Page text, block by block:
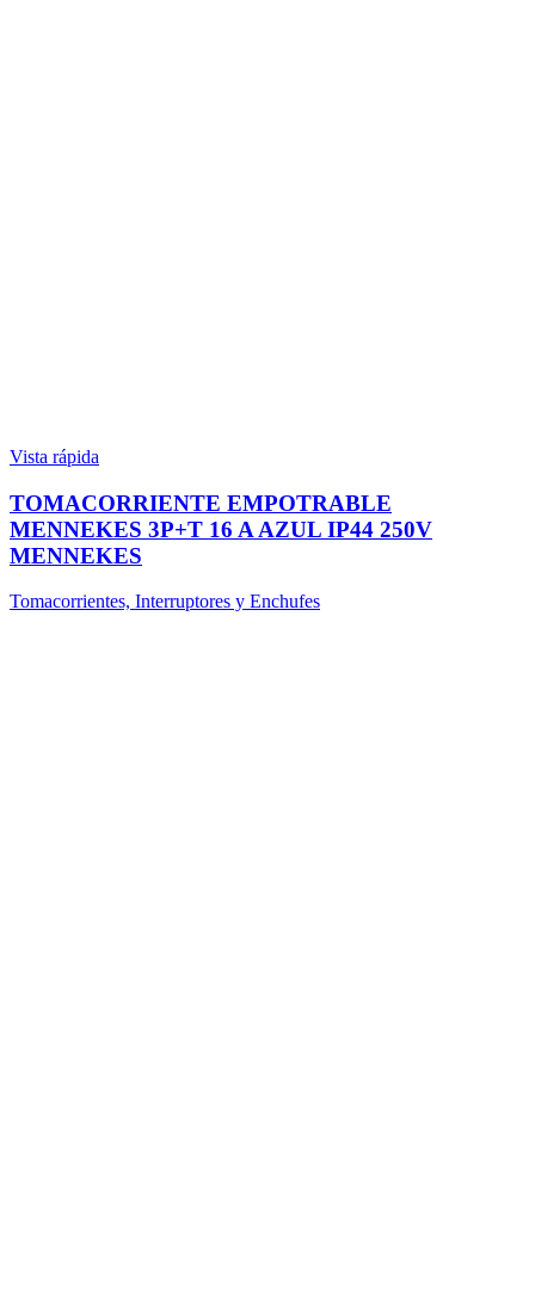
Vista rápida
TOMACORRIENTE EMPOTRABLE
MENNEKES 3P+T 16 A AZUL IP44 250V
MENNEKES
Tomacorrientes, Interruptores y Enchufes